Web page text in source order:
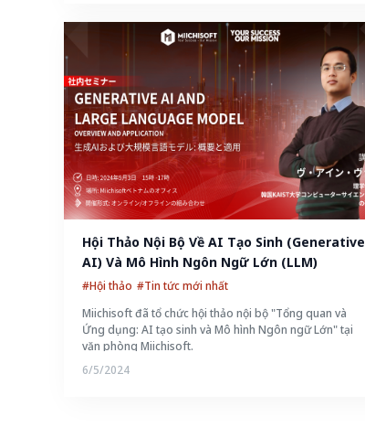
Hội Thảo Nội Bộ Về AI Tạo Sinh (Generative
AI) Và Mô Hình Ngôn Ngữ Lớn (LLM)
#Hội thảo #Tin tức mới nhất
Miichisoft đã tổ chức hội thảo nội bộ "Tổng quan và
Ứng dụng: AI tạo sinh và Mô hình Ngôn ngữ Lớn" tại
văn phòng Miichisoft.
6/5/2024